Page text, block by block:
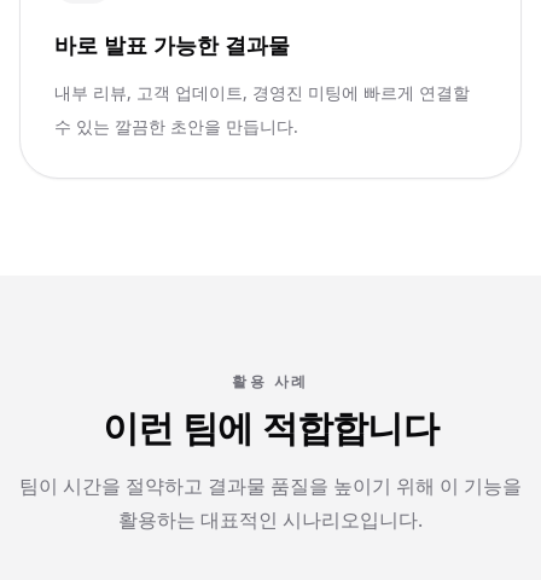
바로 발표 가능한 결과물
내부 리뷰, 고객 업데이트, 경영진 미팅에 빠르게 연결할
수 있는 깔끔한 초안을 만듭니다.
활용 사례
이런 팀에 적합합니다
팀이 시간을 절약하고 결과물 품질을 높이기 위해 이 기능을
활용하는 대표적인 시나리오입니다.